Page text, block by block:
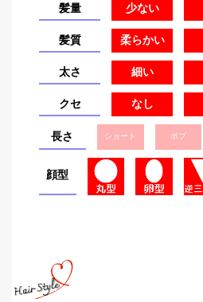
髪量 少ない
髪質 柔らかい
太さ 細い
クセ なし
長さ ショート ボブ
顔型